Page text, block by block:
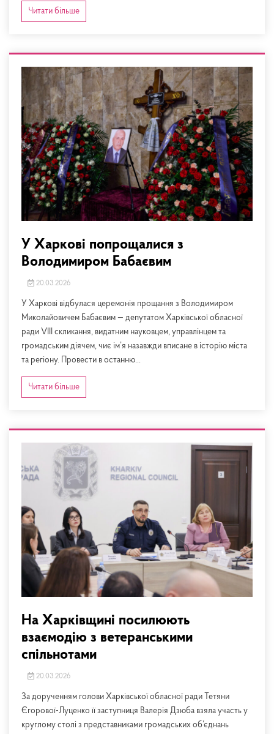
Читати більше
У Харкові попрощалися з
Володимиром Бабаєвим
20.03.2026
У Харкові відбулася церемонія прощання з Володимиром
Миколайовичем Бабаєвим — депутатом Харківської обласної
ради VIII скликання, видатним науковцем, управлінцем та
громадським діячем, чиє ім’я назавжди вписане в історію міста
та регіону. Провести в останню...
Читати більше
На Харківщині посилюють
взаємодію з ветеранськими
спільнотами
20.03.2026
За дорученням голови Харківської обласної ради Тетяни
Єгорової-Луценко її заступниця Валерія Дзюба взяла участь у
круглому столі з представниками громадських об’єднань